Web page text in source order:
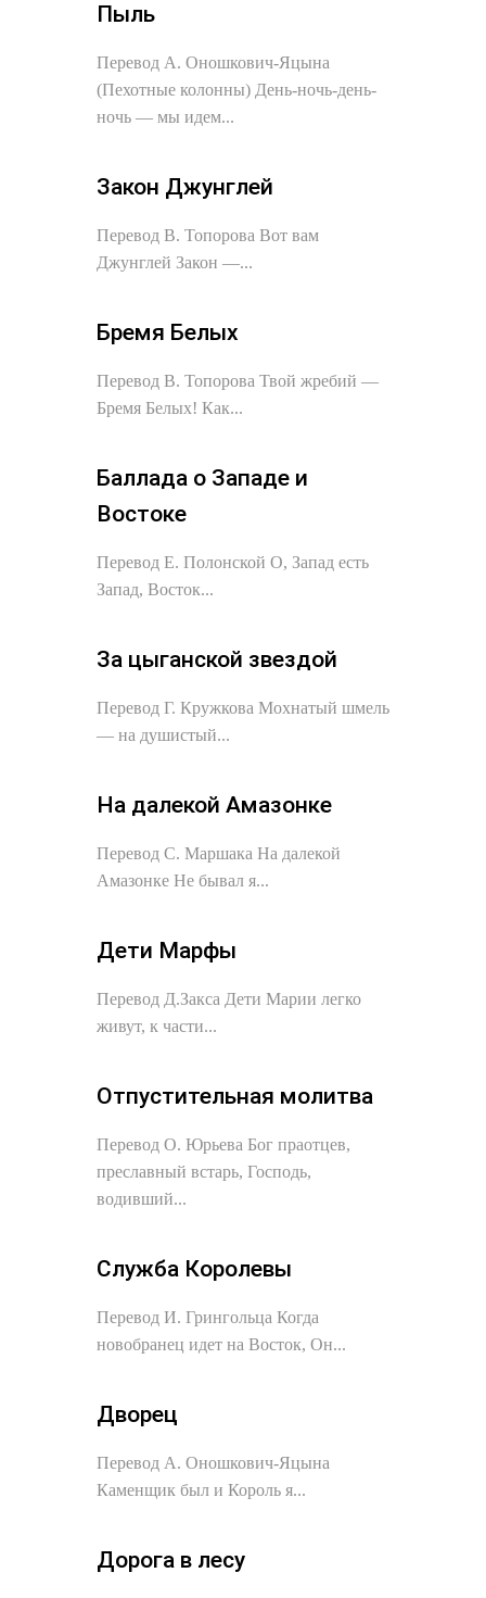
Пыль
Перевод А. Оношкович-Яцына
(Пехотные колонны) День-ночь-день-
ночь — мы идем...
Закон Джунглей
Перевод В. Топорова Вот вам
Джунглей Закон —...
Бремя Белых
Перевод В. Топорова Твой жребий —
Бремя Белых! Как...
Баллада о Западе и
Востоке
Перевод Е. Полонской О, Запад есть
Запад, Восток...
За цыганской звездой
Перевод Г. Кружкова Мохнатый шмель
— на душистый...
На далекой Амазонке
Перевод С. Маршака На далекой
Амазонке Не бывал я...
Дети Марфы
Перевод Д.Закса Дети Марии легко
живут, к части...
Отпустительная молитва
Перевод О. Юрьева Бог праотцев,
преславный встарь, Господь,
водивший...
Служба Королевы
Перевод И. Грингольца Когда
новобранец идет на Восток, Он...
Дворец
Перевод А. Оношкович-Яцына
Каменщик был и Король я...
Дорога в лесу